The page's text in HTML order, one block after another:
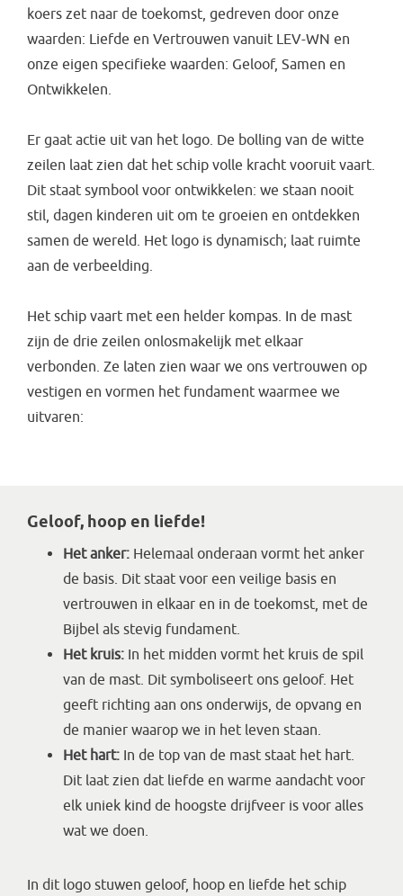
koers zet naar de toekomst, gedreven door onze
waarden: Liefde en Vertrouwen vanuit LEV-WN en
onze eigen specifieke waarden: Geloof, Samen en
Ontwikkelen.
Er gaat actie uit van het logo. De bolling van de witte
zeilen laat zien dat het schip volle kracht vooruit vaart.
Dit staat symbool voor ontwikkelen: we staan nooit
stil, dagen kinderen uit om te groeien en ontdekken
samen de wereld. Het logo is dynamisch; laat ruimte
aan de verbeelding.
Het schip vaart met een helder kompas. In de mast
zijn de drie zeilen onlosmakelijk met elkaar
verbonden. Ze laten zien waar we ons vertrouwen op
vestigen en vormen het fundament waarmee we
uitvaren:
Geloof, hoop en liefde!
Het anker: Helemaal onderaan vormt het anker
de basis. Dit staat voor een veilige basis en
vertrouwen in elkaar en in de toekomst, met de
Bijbel als stevig fundament.
Het kruis: In het midden vormt het kruis de spil
van de mast. Dit symboliseert ons geloof. Het
geeft richting aan ons onderwijs, de opvang en
de manier waarop we in het leven staan.
Het hart: In de top van de mast staat het hart.
Dit laat zien dat liefde en warme aandacht voor
elk uniek kind de hoogste drijfveer is voor alles
wat we doen.
In dit logo stuwen geloof, hoop en liefde het schip